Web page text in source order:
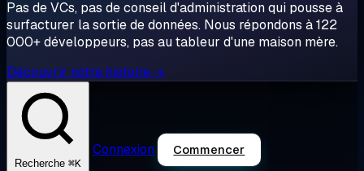
Pas de VCs, pas de conseil d'administration qui pousse à
surfacturer la sortie de données. Nous répondons à 122
000+ développeurs, pas au tableur d'une maison mère.
Découvrir notre histoire →
Recherche ⌘K
Connexion Commencer